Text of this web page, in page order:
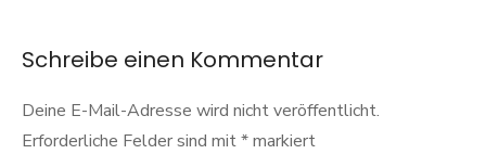
Schreibe einen Kommentar
Deine E-Mail-Adresse wird nicht veröffentlicht.
Erforderliche Felder sind mit*markiert